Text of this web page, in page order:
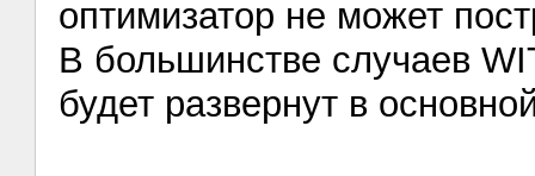
оптимизатор не может
В большинстве случаев
будет развернут в